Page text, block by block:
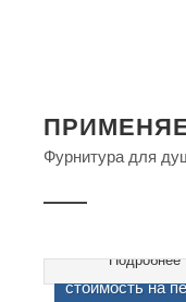
Фурнитура для
cтоимость на
Подробнее